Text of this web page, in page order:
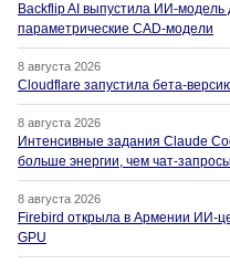
Backflip AI выпустила ИИ-модель
параметрические CAD-модели
8 августа 2026
Cloudflare запустила бета-
8 августа 2026
Интенсивные задания Claude
больше энергии, чем чат-запросы
8 августа 2026
Firebird открыла в Армении ИИ-
GPU